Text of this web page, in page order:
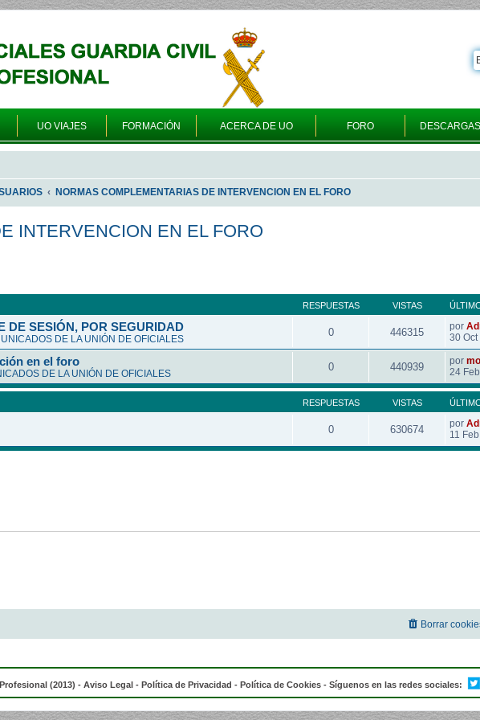
UO VIAJES FORMACIÓN ACERCA DE UO FORO DESCARGAS
NORMAS COMPLEMENTARIAS DE INTERVENCION EN EL FORO
INTERVENCION EN EL FORO
RESPUESTAS VISTAS
DE SESIÓN, POR SEGURIDAD
DE LA UNIÓN DE OFICIALES
0 446315 por
30
en el foro
DE LA UNIÓN DE OFICIALES
0 440939 por
24
RESPUESTAS VISTAS
0 630674 por
11
Borrar
(2013) - Aviso Legal - Política de Privacidad - Política de Cookies - Síguenos en las redes sociales: